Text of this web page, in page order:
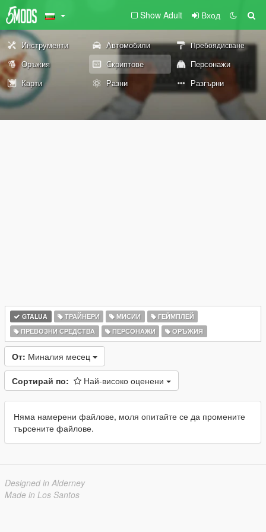
Show Adult Вход
Инструменти Автомобили Пребоядисване
Оръжия Скриптове
Персонажи
Карти
Разни Разгърни
GTALUA ТРАЙНЕРИ МИСИИ
ГЕЙМПЛЕЙ
ПРЕВОЗНИ СРЕДСТВА
ПЕРСОНАЖИ ОРЪЖИЯ
От: Миналия месец
Сортирай по: Най-високо оценени
Няма намерени файлове, моля опитайте се да промените
търсените файлове.
Designed in Alderney
Made in Los Santos